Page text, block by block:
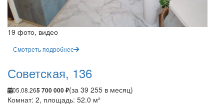
19 фото, видео
Смотреть подробнее
Советская, 136
05.08.265 700 000 ₽(за 39 255 в месяц)
Комнат: 2, площадь: 52.0 м²